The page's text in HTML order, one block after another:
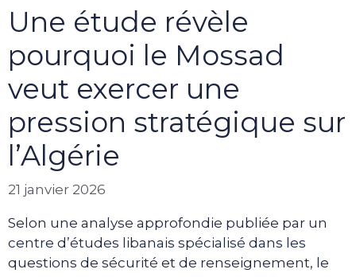
Une étude révèle
pourquoi le Mossad
veut exercer une
pression stratégique sur
l’Algérie
21 janvier 2026
Selon une analyse approfondie publiée par un
centre d’études libanais spécialisé dans les
questions de sécurité et de renseignement, le